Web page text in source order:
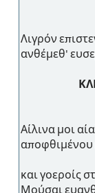
Λιγρόν
ανθέμεθ'
Αίλινα μοι
αποφθιμένου
και γοεροίς
Μούσαι